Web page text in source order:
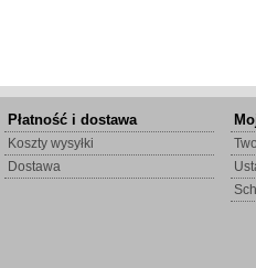
Płatność i dostawa
Koszty wysyłki
Dostawa